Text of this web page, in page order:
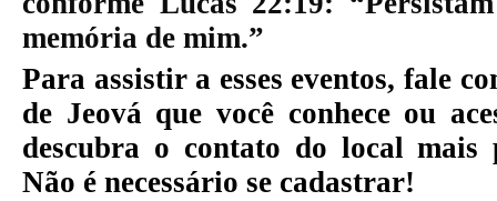
memória de mim.”
Para assistir a esses eventos, fale
de Jeová que você conhece ou
descubra o contato do local mais
Não é necessário se cadastrar!